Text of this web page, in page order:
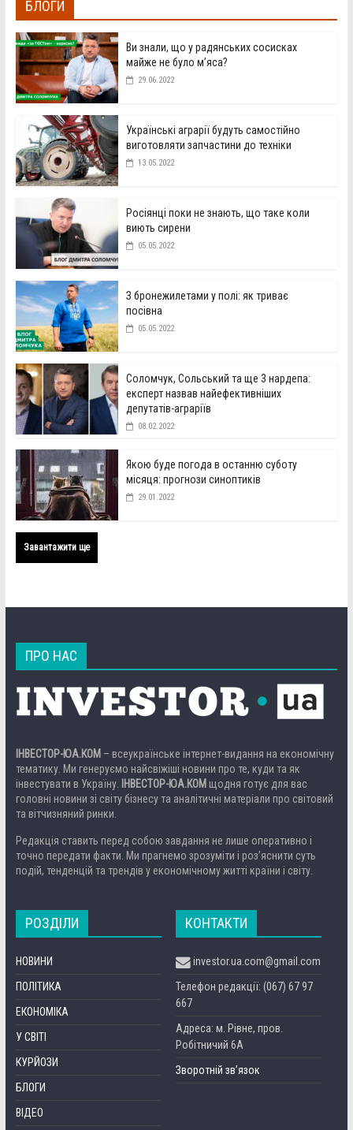
БЛОГИ
Ви знали, що у радянських сосисках
майже не було м’яса?
29.06.2022
Українські аграрії будуть самостійно
виготовляти запчастини до техніки
13.05.2022
Росіянці поки не знають, що таке коли
виють сирени
05.05.2022
З бронежилетами у полі: як триває
посівна
05.05.2022
Соломчук, Сольський та ще 3 нардепа:
експерт назвав найефективніших
депутатів-аграріїв
08.02.2022
Якою буде погода в останню суботу
місяця: прогнози синоптиків
29.01.2022
Завантажити ще
ПРО НАС
ІНВЕСТОР-ЮА.КОМ – всеукраїнське інтернет-видання на економічну
тематику. Ми генеруємо найсвіжіші новини про те, куди та як
інвестувати в Україну. ІНВЕСТОР-ЮА.КОМ щодня готує для вас
головні новини зі світу бізнесу та аналітичні матеріали про світовий
та вітчизняний ринки.
Редакція ставить перед собою завдання не лише оперативно і
точно передати факти. Ми прагнемо зрозуміти і роз’яснити суть
подій, тенденцій та трендів у економічному житті країни і світу.
РОЗДІЛИ
НОВИНИ
ПОЛІТИКА
ЕКОНОМІКА
У СВІТІ
КУРЙОЗИ
БЛОГИ
ВІДЕО
КОНТАКТИ
investor.ua.com@gmail.com
Телефон редакції: (067) 67 97
667
Адреса: м. Рівне, пров.
Робітничий 6А
Зворотній зв’язок